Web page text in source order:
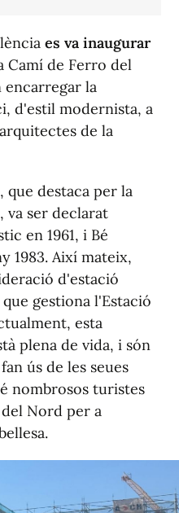
es va inaugurar
Camí de Ferro del
encarregar la
d'estil modernista, a
de la
que destaca per la
va ser declarat
en 1961, i Bé
1983. Així mateix,
d'estació
gestiona l'Estació
esta
plena de vida, i són
ús de les seues
nombrosos turistes
Nord per a